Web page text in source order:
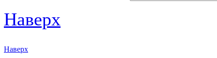
Наверх
Наверх